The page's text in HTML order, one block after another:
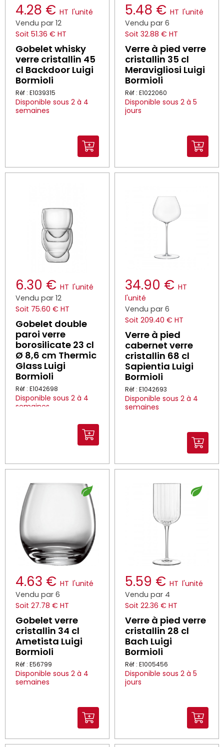
4.28 € HT l'unité
Vendu par 12
Soit 51.36 € HT
Gobelet whisky
verre cristallin 45
cl Backdoor Luigi
Bormioli
Réf : E1039315
Disponible sous 2 à 4
semaines
5.48 € HT l'unité
Vendu par 6
Soit 32.88 € HT
Verre à pied verre
cristallin 35 cl
Meravigliosi Luigi
Bormioli
Réf : E1022060
Disponible sous 2 à 5
jours
6.30 € HT l'unité
Vendu par 12
Soit 75.60 € HT
Gobelet double
paroi verre
borosilicate 23 cl
Ø 8,6 cm Thermic
Glass Luigi
Bormioli
Réf : E1042698
Disponible sous 2 à 4
semaines
34.90 € HT
l'unité
Vendu par 6
Soit 209.40 € HT
Verre à pied
cabernet verre
cristallin 68 cl
Sapientia Luigi
Bormioli
Réf : E1042693
Disponible sous 2 à 4
semaines
4.63 € HT l'unité
Vendu par 6
Soit 27.78 € HT
Gobelet verre
cristallin 34 cl
Ametista Luigi
Bormioli
Réf : E56799
Disponible sous 2 à 4
semaines
5.59 € HT l'unité
Vendu par 4
Soit 22.36 € HT
Verre à pied verre
cristallin 28 cl
Bach Luigi
Bormioli
Réf : E1005456
Disponible sous 2 à 5
jours